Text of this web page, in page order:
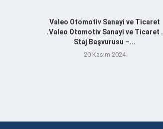
Valeo Otomotiv Sanayi ve Ticaret
.Valeo Otomotiv Sanayi ve Ticaret .
Staj Başvurusu –...
20 Kasım 2024